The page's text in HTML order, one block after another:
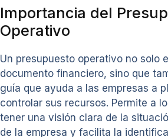
Importancia del
Operativo
Un presupuesto operativo no solo
documento financiero, sino que
guía que ayuda a las empresas a
controlar sus recursos. Permite a
tener una visión clara de la
de la empresa y facilita la